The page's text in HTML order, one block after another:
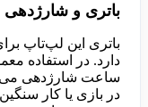
باتری و شارژدهی
باتری این لپ‌تاپ
دارد. در استفاده
ساعت شارژدهی
در بازی یا کار